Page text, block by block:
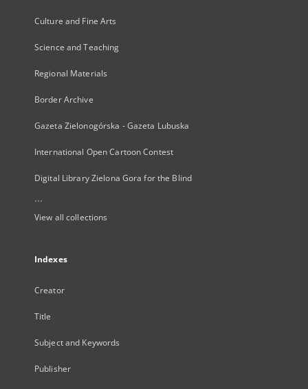
Culture and Fine Arts
Science and Teaching
Regional Materials
Border Archive
Gazeta Zielonogórska - Gazeta Lubuska
International Open Cartoon Contest
Digital Library Zielona Gora for the Blind
...
View all collections
Indexes
Creator
Title
Subject and Keywords
Publisher